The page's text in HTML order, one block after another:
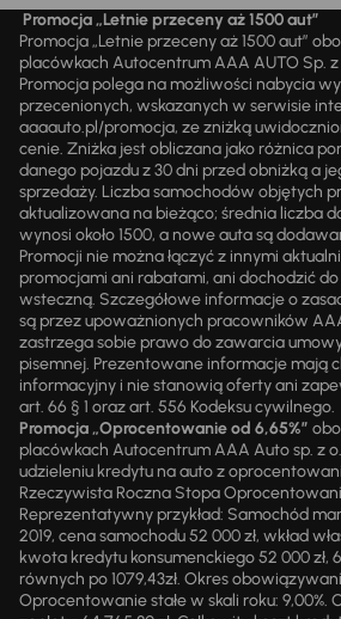
Promocja „Letnie przeceny aż 1500 aut”
Promocja „Letnie przeceny aż 1500 aut”
placówkach Autocentrum AAA AUTO Sp. z
Promocja polega na możliwości nabycia
przecenionych, wskazanych w serwisie
aaaauto.pl/promocja, ze zniżką
cenie. Zniżka jest obliczana jako różnica
danego pojazdu z 30 dni przed obniżką a
sprzedaży. Liczba samochodów objętych
aktualizowana na bieżąco; średnia liczba
wynosi około 1500, a nowe auta są
Promocji nie można łączyć z innymi
promocjami ani rabatami, ani dochodzić
wsteczną. Szczegółowe informacje o
są przez upoważnionych pracowników
zastrzega sobie prawo do zawarcia
pisemnej. Prezentowane informacje mają
informacyjny i nie stanowią oferty ani
art. 66 § 1 oraz art. 556 Kodeksu cywilnego.
Promocja „Oprocentowanie od 6,65%”
placówkach Autocentrum AAA Auto sp. z
udzieleniu kredytu na auto z
Rzeczywista Roczna Stopa Oprocentowania
Reprezentatywny przykład: Samochód
2019, cena samochodu 52 000 zł, wkład
kwota kredytu konsumenckiego 52 000 zł,
równych po 1079,43zł. Okres
Oprocentowanie stałe w skali roku: 9,00%.